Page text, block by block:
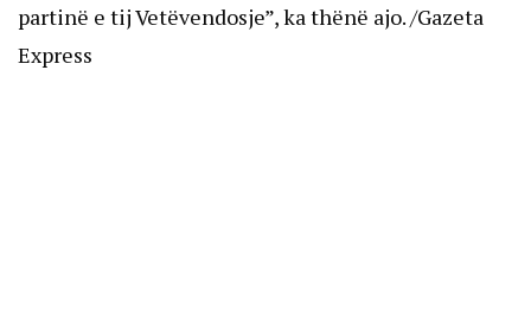
partinë e tij Vetëvendosje”, ka thënë ajo. /Gazeta
Express